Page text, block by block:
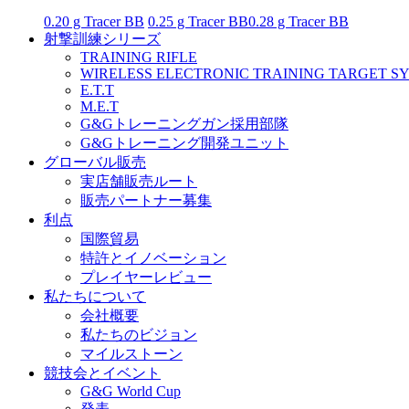
0.20 g Tracer BB 0.25 g Tracer BB0.28 g Tracer BB
射撃訓練シリーズ
TRAINING RIFLE
WIRELESS ELECTRONIC TRAINING TARGET
E.T.T
M.E.T
G&Gトレーニングガン採用部隊
G&Gトレーニング開発ユニット
グローバル販売
実店舗販売ルート
販売パートナー募集
利点
国際貿易
特許とイノベーション
プレイヤーレビュー
私たちについて
会社概要
私たちのビジョン
マイルストーン
競技会とイベント
G&G World Cup